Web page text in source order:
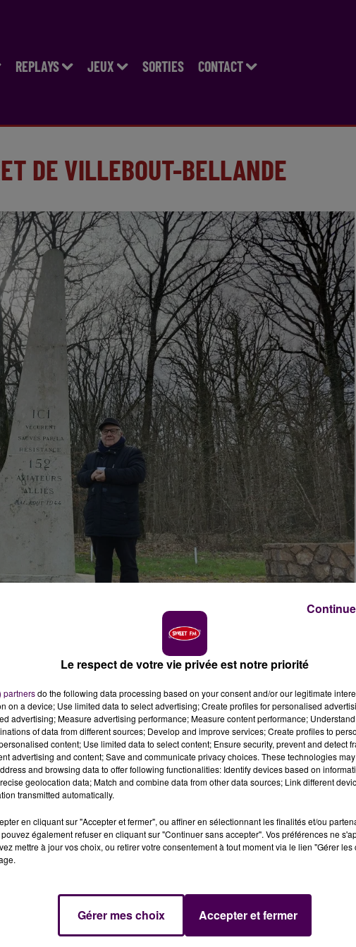
REPLAYS JEUX SORTIES CONTACT
DE VILLEBOUT-BELLANDE
le camp secret de Villebout-Bellande
sur la France, dans la perspective d’un
Le 20 mai,le camp secret installé sur la ferme de
les pilotes dont les appareils ont été abattus par
Nicolas Terrien s’est appuyé sur le témoignage de l’un de ces
à la rencontre deJean-Claude Galerne, historien local, et
des aviateurs de Villebout-Bellande
Eure-et-Loir.
Le respect de votre vie privée est notre priorité
partnersdo the following data processing based on your consent and/or our legitimate
on a device; Use limited data to select advertising; Create profiles for personalised
advertising; Measure advertising performance; Measure content performance;
of data from different sources; Develop and improve services; Create profiles to
content; Use limited data to select content; Ensure security, prevent and detect
advertising and content; Save and communicate privacy choices. These technologies
and browsing data to offer following functionalities: Identify devices based on
geolocation data; Match and combine data from other data sources; Link different
transmitted automatically.
en cliquant sur "Accepter et fermer", ou affiner en sélectionnant les finalités et/ou
également refuser en cliquant sur "Continuer sans accepter". Vos préférences ne
mettre à jour vos choix, ou retirer votre consentement à tout moment via le lien "Gérer les
Gérer mes choix Accepter et fermer